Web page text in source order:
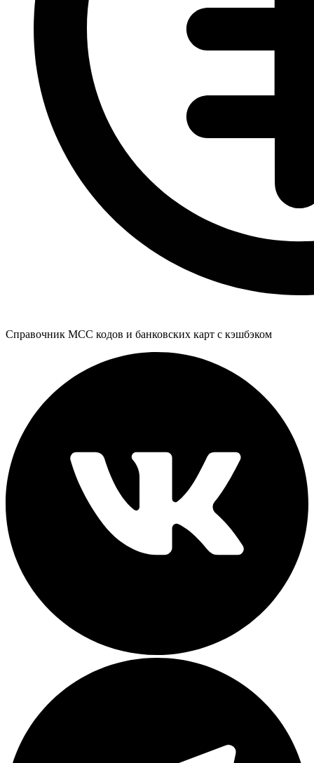
Справочник MCC кодов и банковских карт с кэшбэком